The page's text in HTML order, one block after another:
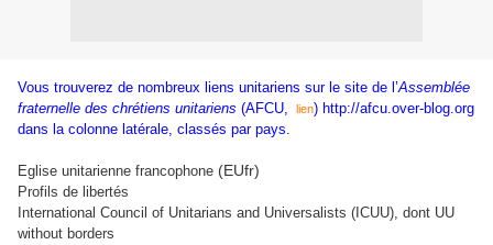
Vous trouverez de nombreux liens unitariens sur le site de l’Assemblée
fraternelle des chrétiens unitariens (AFCU, lien) http://afcu.over-blog.org
dans la colonne latérale, classés par pays.
Eglise unitarienne francophone (EUfr)
Profils de libertés
International Council of Unitarians and Universalists (ICUU), dont UU
without borders